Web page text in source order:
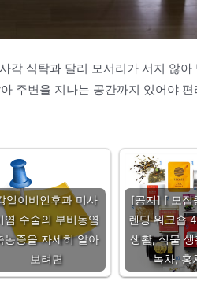
각 식탁과 달리 모서리가 서지 않아
주변을 지나는 공간까지 있어야
일이비인후과 미사
염 수술의 부비동염
농증을 자세히 알아
보려면
[공지] [ 모집
렌딩 워크숍
생활, 식물
녹차, 홍